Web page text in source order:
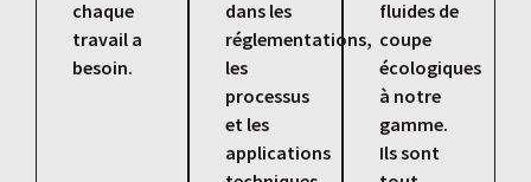
chaque
travail a
besoin.
dans les
réglementations,
les
processus
et les
applications
fluides de
coupe
écologiques
à notre
gamme.
Ils sont